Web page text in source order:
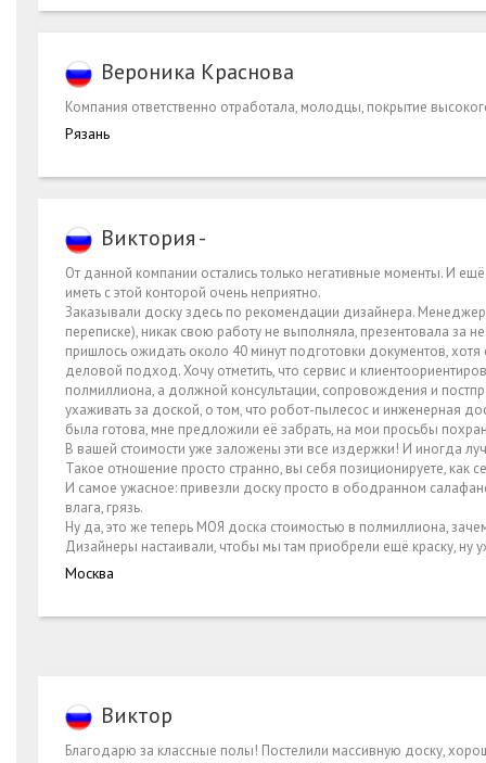
Вероника Краснова
Компания ответственно отработала, молодцы, покрытие
Рязань
Виктория -
От данной компании остались только негативные моменты. И
иметь с этой конторой очень неприятно.
Заказывали доску здесь по рекомендации дизайнера.
переписке), никак свою работу не выполняла, презентовала
пришлось ожидать около 40 минут подготовки документов,
деловой подход. Хочу отметить, что сервис и
полмиллиона, а должной консультации, сопровождения и
ухаживать за доской, о том, что робот-пылесос и инженерная
была готова, мне предложили её забрать, на мои просьбы
В вашей стоимости уже заложены эти все издержки! И иногда
Такое отношение просто странно, вы себя позиционируете, как
И самое ужасное: привезли доску просто в ободранном
влага, грязь.
Ну да, это же теперь МОЯ доска стоимостью в полмиллиона,
Дизайнеры настаивали, чтобы мы там приобрели ещё краску,
Москва
Виктор
Благодарю за классные полы! Постелили массивную доску,